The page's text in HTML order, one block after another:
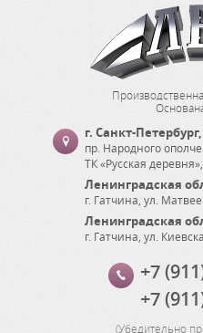
г. Санкт-Петербург,
пр. Народного
ТК «Русская
Ленинградская
г. Гатчина ул.
Ленинградская
г. Гатчина ул.
+7
+7
(Убедительно